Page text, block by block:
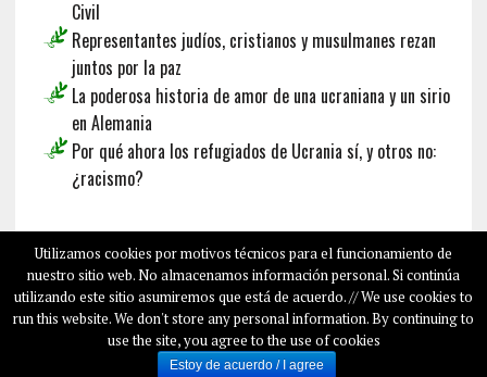
Civil
Representantes judíos, cristianos y musulmanes rezan
juntos por la paz
La poderosa historia de amor de una ucraniana y un sirio
en Alemania
Por qué ahora los refugiados de Ucrania sí, y otros no:
¿racismo?
English
Deutsch
Français
COPYRIGHT © 2026SALAMPLAN.COM
SOBRE NOSOTROS
SALAM PLAN EN LOS MEDIOS
Utilizamos cookies por motivos técnicos para el funcionamiento de
nuestro sitio web. No almacenamos información personal. Si continúa
utilizando este sitio asumiremos que está de acuerdo. // We use cookies to
run this website. We don't store any personal information. By continuing to
use the site, you agree to the use of cookies
Estoy de acuerdo / I agree